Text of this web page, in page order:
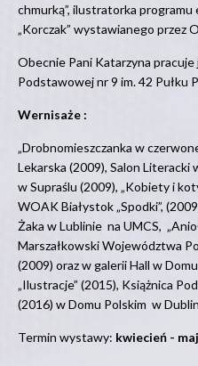
chmurką”, ilustratorka
„Korczak” wystawianego przez
Obecnie Pani Katarzyna pracuje
Podstawowej nr 9 im. 42 Pułku
Wernisaże :
„Drobnomieszczanka w
Lekarska (2009), Salon Literacki
w Supraślu (2009), „Kobiety i
WOAK Białystok „Spodki”,
Żaka w Lublinie na UMCS,
Marszałkowski Województwa
(2009) oraz w galerii Hall w
„Ilustracje” (2015), Książnica
(2016) w Domu Polskim w
Termin wystawy: kwiecień -